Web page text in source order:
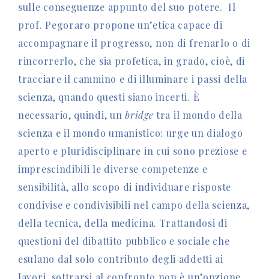
sulle conseguenze appunto del suo potere. Il
prof. Pegoraro propone un’etica capace di
accompagnare il progresso, non di frenarlo o di
rincorrerlo, che sia profetica, in grado, cioè, di
tracciare il cammino e di illuminare i passi della
scienza, quando questi siano incerti. È
necessario, quindi, unbridge tra il mondo della
scienza e il mondo umanistico: urge un dialogo
aperto e pluridisciplinare in cui sono preziose e
imprescindibili le diverse competenze e
sensibilità, allo scopo di individuare risposte
condivise e condivisibili nel campo della scienza,
della tecnica, della medicina. Trattandosi di
questioni del dibattito pubblico e sociale che
esulano dal solo contributo degli addetti ai